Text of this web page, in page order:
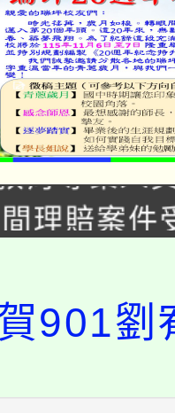
案入校路
育專業人
理賠案件
學年度第
甄選結果(
保險知識
901劉